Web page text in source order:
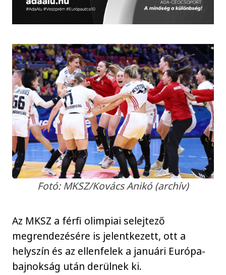
Fotó: MKSZ/Kovács Anikó (archív)
Az MKSZ a férfi olimpiai selejtező
megrendezésére is jelentkezett, ott a
helyszín és az ellenfelek a januári Európa-
bajnokság után derülnek ki.